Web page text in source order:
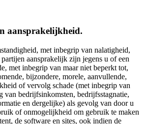
aansprakelijkheid.
met inbegrip van nalatigheid,
aansprakelijk zijn jegens u of een
met inbegrip van maar niet beperkt tot,
bijzondere, morele, aanvullende,
of vervolg schade (met inbegrip van
van bedrijfsinkomsten, bedrijfsstagnatie,
en dergelijke) als gevolg van door u
of onmogelijkheid om gebruik te maken
de software en sites, ook indien de